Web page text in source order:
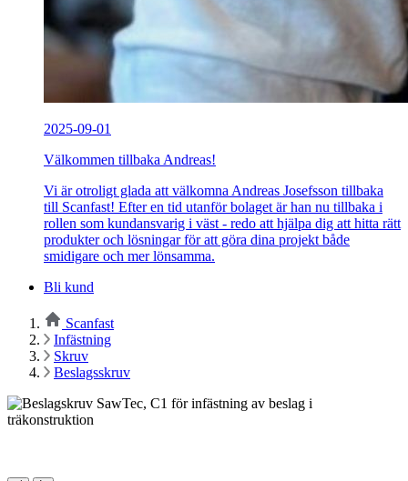
2025-09-01
Välkommen tillbaka Andreas!
Vi är otroligt glada att välkomna Andreas Josefsson tillbaka
till Scanfast! Efter en tid utanför bolaget är han nu tillbaka i
rollen som kundansvarig i väst - redo att hjälpa dig att hitta rätt
produkter och lösningar för att göra dina projekt både
smidigare och mer lönsamma.
Bli kund
Scanfast
Infästning
Skruv
Beslagsskruv